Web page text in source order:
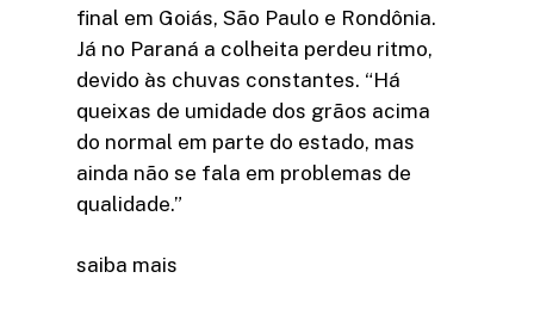
final em Goiás, São Paulo e Rondônia.
Já no Paraná a colheita perdeu ritmo,
devido às chuvas constantes. “Há
queixas de umidade dos grãos acima
do normal em parte do estado, mas
ainda não se fala em problemas de
qualidade.”
saiba mais